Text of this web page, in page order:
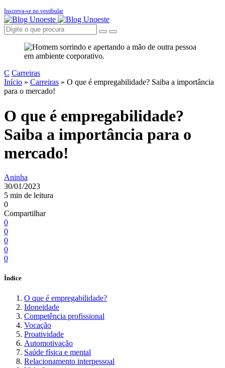
Inscreva-se no vestibular
C Carreiras
Início » Carreiras » O que é empregabilidade? Saiba a importância
para o mercado!
O que é empregabilidade?
Saiba a importância para o
mercado!
Aninha
30/01/2023
5 min de leitura
0
Compartilhar
0
0
0
0
0
Índice
O que é empregabilidade?
Idoneidade
Competência profissional
Vocação
Proatividade
Automotivação
Saúde física e mental
Relacionamento interpessoal